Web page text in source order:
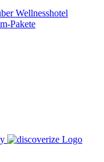
Wellnesshotel
Pakete